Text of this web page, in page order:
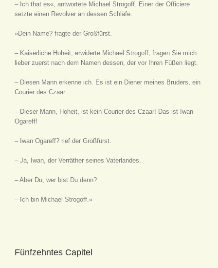
– Ich that es«, antwortete Michael Strogoff. Einer der Officiere
setzte einen Revolver an dessen Schläfe.
»Dein Name? fragte der Großfürst.
– Kaiserliche Hoheit, erwiderte Michael Strogoff, fragen Sie mich
lieber zuerst nach dem Namen dessen, der vor Ihren Füßen liegt.
– Diesen Mann erkenne ich. Es ist ein Diener meines Bruders, ein
Courier des Czaar.
– Dieser Mann, Hoheit, ist kein Courier des Czaar! Das ist Iwan
Ogareff!
– Iwan Ogareff? rief der Großfürst.
– Ja, Iwan, der Verräther seines Vaterlandes.
– Aber Du, wer bist Du denn?
– Ich bin Michael Strogoff.«
Fünfzehntes Capitel